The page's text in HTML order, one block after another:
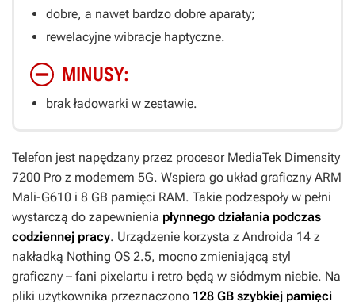
dobre, a nawet bardzo dobre aparaty;
rewelacyjne wibracje haptyczne.
MINUSY:
brak ładowarki w zestawie.
Telefon jest napędzany przez procesor MediaTek Dimensity
7200 Pro z modemem 5G. Wspiera go układ graficzny ARM
Mali-G610 i 8 GB pamięci RAM. Takie podzespoły w pełni
wystarczą do zapewnienia płynnego działania podczas
codziennej pracy. Urządzenie korzysta z Androida 14 z
nakładką Nothing OS 2.5, mocno zmieniającą styl
graficzny – fani pixelartu i retro będą w siódmym niebie. Na
pliki użytkownika przeznaczono 128 GB szybkiej pamięci